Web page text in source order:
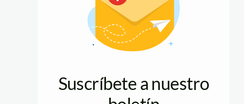
Suscríbete a nuestro